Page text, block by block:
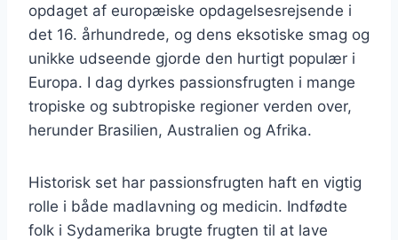
opdaget af europæiske opdagelsesrejsende i
det 16. århundrede, og dens eksotiske smag og
unikke udseende gjorde den hurtigt populær i
Europa. I dag dyrkes passionsfrugten i mange
tropiske og subtropiske regioner verden over,
herunder Brasilien, Australien og Afrika.
Historisk set har passionsfrugten haft en vigtig
rolle i både madlavning og medicin. Indfødte
folk i Sydamerika brugte frugten til at lave